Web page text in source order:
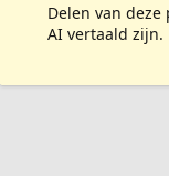
Delen van
AI vertaald zijn.